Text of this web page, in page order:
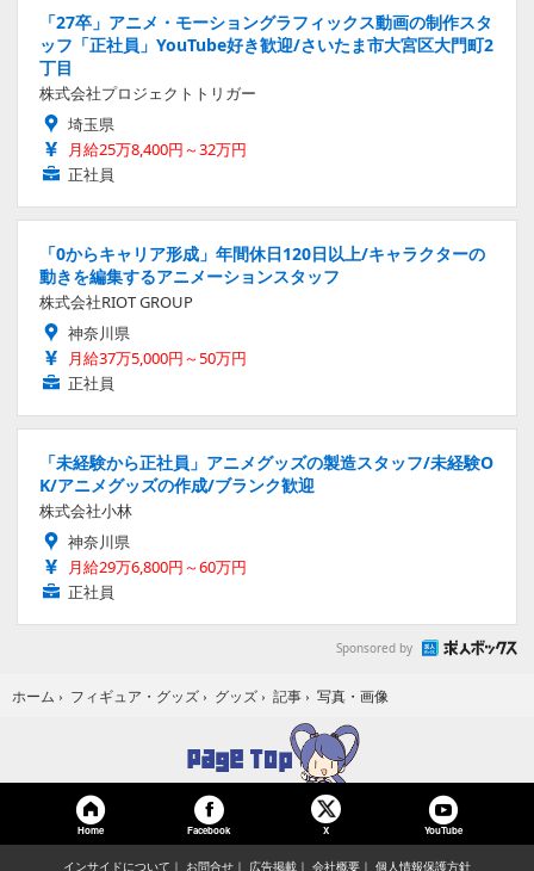
「27卒」アニメ・モーショングラフィックス動画の制作スタ
ッフ「正社員」YouTube好き歓迎/さいたま市大宮区大門町2
丁目
株式会社プロジェクトトリガー
埼玉県
月給25万8,400円～32万円
正社員
「0からキャリア形成」年間休日120日以上/キャラクターの
動きを編集するアニメーションスタッフ
株式会社RIOT GROUP
神奈川県
月給37万5,000円～50万円
正社員
「未経験から正社員」アニメグッズの製造スタッフ/未経験O
K/アニメグッズの作成/ブランク歓迎
株式会社小林
神奈川県
月給29万6,800円～60万円
正社員
Sponsored by
ホーム › フィギュア・グッズ › グッズ › 記事 › 写真・画像
Home Facebook X YouTube
インサイドについて お問合せ 広告掲載 会社概要 個人情報保護方針